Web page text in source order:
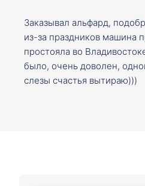
Заказывал альфард,
из-за праздников машина
простояла во
было, очень доволен,
слезы счастья вытираю)))